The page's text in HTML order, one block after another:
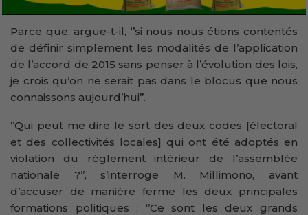
Parce que, argue-t-il, ‘’si nous nous étions contentés
de définir simplement les modalités de l’application
de l’accord de 2015 sans penser à l’évolution des lois,
je crois qu’on ne serait pas dans le blocus que nous
connaissons aujourd’hui’’.
‘’Qui peut me dire le sort des deux codes [électoral
et des collectivités locales] qui ont été adoptés en
violation du règlement intérieur de l’assemblée
nationale ?’’, s’interroge M. Millimono, avant
d’accuser de manière ferme les deux principales
formations politiques : ‘’Ce sont les deux grands